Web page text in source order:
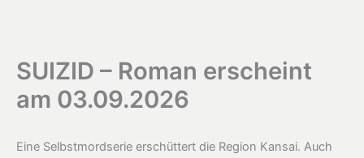
SUIZID – Roman erscheint
am 03.09.2026
Eine Selbstmordserie erschüttert die Region Kansai. Auch